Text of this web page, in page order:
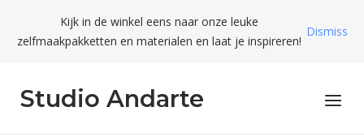
content
Kijk in de winkel eens naar onze leuke
zelfmaakpakketten en materialen en laat je inspireren!
Dismiss
Studio Andarte Menu